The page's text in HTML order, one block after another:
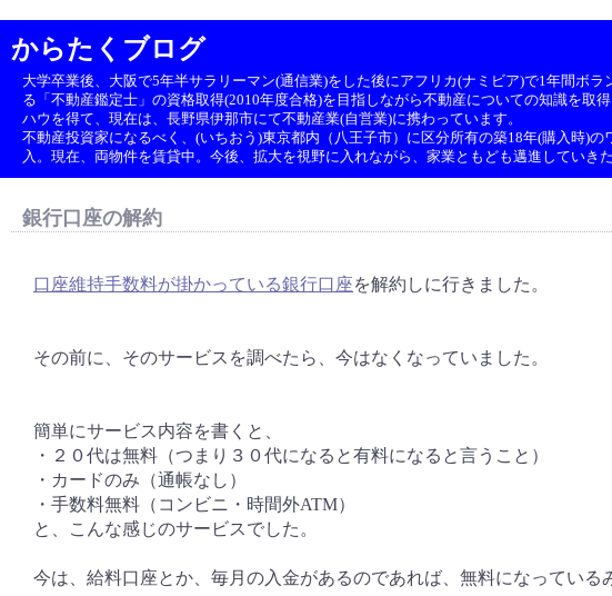
からたくブログ
大学卒業後、大阪で5年半サラリーマン(通信業)をした後にアフリカ(ナミビア)で1年間ボ
る「不動産鑑定士」の資格取得(2010年度合格)を目指しながら不動産についての知識を
ハウを得て、現在は、長野県伊那市にて不動産業(自営業)に携わっています。
不動産投資家になるべく、(いちおう)東京都内（八王子市）に区分所有の築18年(購入時)
入。現在、両物件を賃貸中。今後、拡大を視野に入れながら、家業ともども邁進していき
銀行口座の解約
口座維持手数料が掛かっている銀行口座を解約しに行きました。
その前に、そのサービスを調べたら、今はなくなっていました。
簡単にサービス内容を書くと、
・２０代は無料（つまり３０代になると有料になると言うこと）
・カードのみ（通帳なし）
・手数料無料（コンビニ・時間外ATM）
と、こんな感じのサービスでした。
今は、給料口座とか、毎月の入金があるのであれば、無料になっている